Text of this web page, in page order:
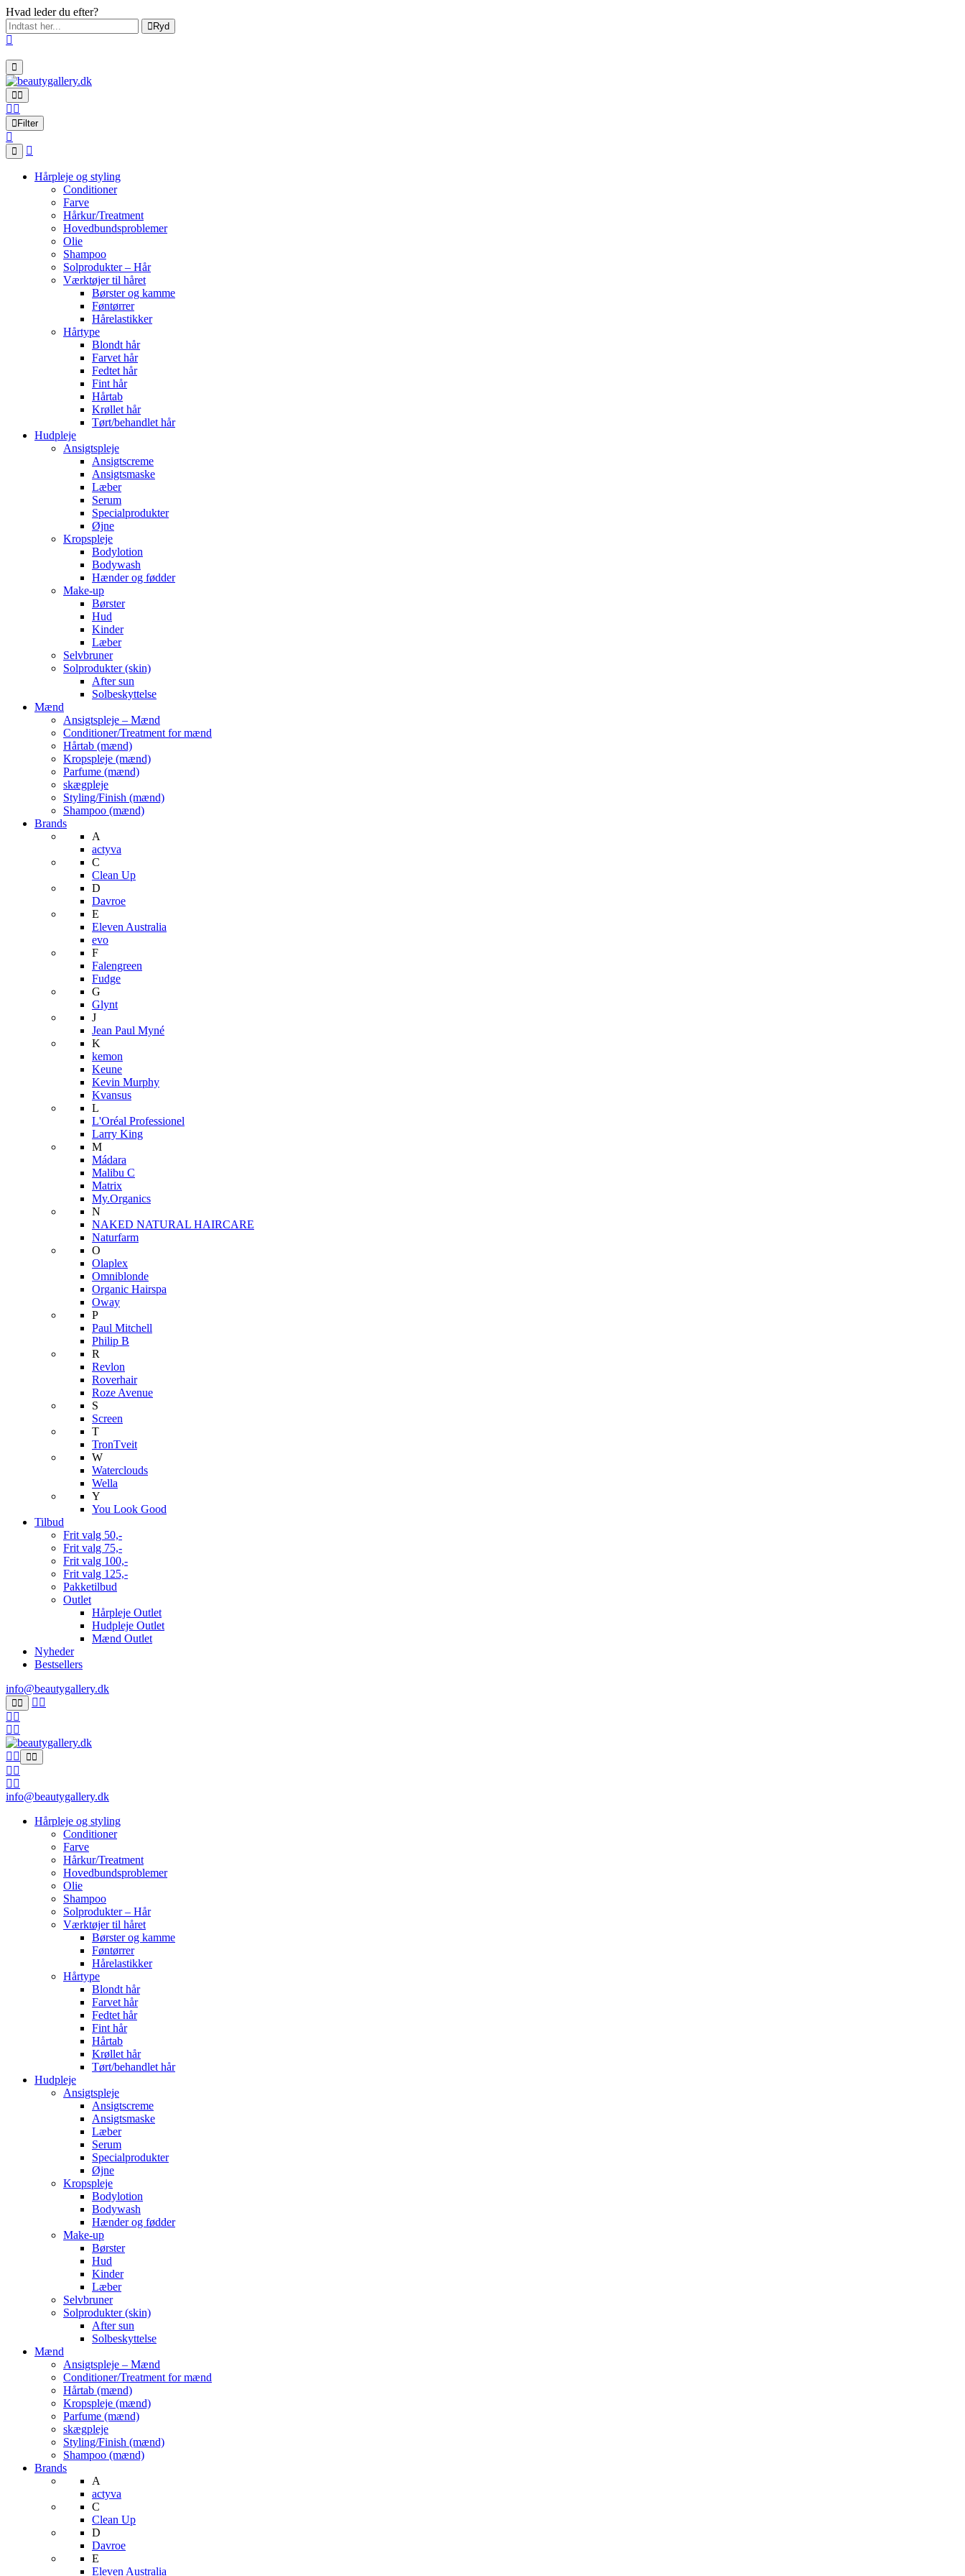
Hvad leder du efter?
Ryd
Filter
Hårpleje og styling
Conditioner
Farve
Hårkur/Treatment
Hovedbundsproblemer
Olie
Shampoo
Solprodukter – Hår
Værktøjer til håret
Børster og kamme
Føntørrer
Hårelastikker
Hårtype
Blondt hår
Farvet hår
Fedtet hår
Fint hår
Hårtab
Krøllet hår
Tørt/behandlet hår
Hudpleje
Ansigtspleje
Ansigtscreme
Ansigtsmaske
Læber
Serum
Specialprodukter
Øjne
Kropspleje
Bodylotion
Bodywash
Hænder og fødder
Make-up
Børster
Hud
Kinder
Læber
Selvbruner
Solprodukter (skin)
After sun
Solbeskyttelse
Mænd
Ansigtspleje – Mænd
Conditioner/Treatment for mænd
Hårtab (mænd)
Kropspleje (mænd)
Parfume (mænd)
skægpleje
Styling/Finish (mænd)
Shampoo (mænd)
Brands
A
actyva
C
Clean Up
D
Davroe
E
Eleven Australia
evo
F
Falengreen
Fudge
G
Glynt
J
Jean Paul Myné
K
kemon
Keune
Kevin Murphy
Kvansus
L
L'Oréal Professionel
Larry King
M
Mádara
Malibu C
Matrix
My.Organics
N
NAKED NATURAL HAIRCARE
Naturfarm
O
Olaplex
Omniblonde
Organic Hairspa
Oway
P
Paul Mitchell
Philip B
R
Revlon
Roverhair
Roze Avenue
S
Screen
T
TronTveit
W
Waterclouds
Wella
Y
You Look Good
Tilbud
Frit valg 50,-
Frit valg 75,-
Frit valg 100,-
Frit valg 125,-
Pakketilbud
Outlet
Hårpleje Outlet
Hudpleje Outlet
Mænd Outlet
Nyheder
Bestsellers
info@beautygallery.dk
info@beautygallery.dk
Hårpleje og styling
Conditioner
Farve
Hårkur/Treatment
Hovedbundsproblemer
Olie
Shampoo
Solprodukter – Hår
Værktøjer til håret
Børster og kamme
Føntørrer
Hårelastikker
Hårtype
Blondt hår
Farvet hår
Fedtet hår
Fint hår
Hårtab
Krøllet hår
Tørt/behandlet hår
Hudpleje
Ansigtspleje
Ansigtscreme
Ansigtsmaske
Læber
Serum
Specialprodukter
Øjne
Kropspleje
Bodylotion
Bodywash
Hænder og fødder
Make-up
Børster
Hud
Kinder
Læber
Selvbruner
Solprodukter (skin)
After sun
Solbeskyttelse
Mænd
Ansigtspleje – Mænd
Conditioner/Treatment for mænd
Hårtab (mænd)
Kropspleje (mænd)
Parfume (mænd)
skægpleje
Styling/Finish (mænd)
Shampoo (mænd)
Brands
A
actyva
C
Clean Up
D
Davroe
E
Eleven Australia